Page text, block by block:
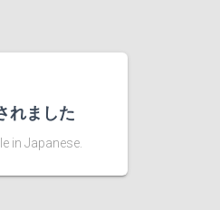
れました
in Japanese.